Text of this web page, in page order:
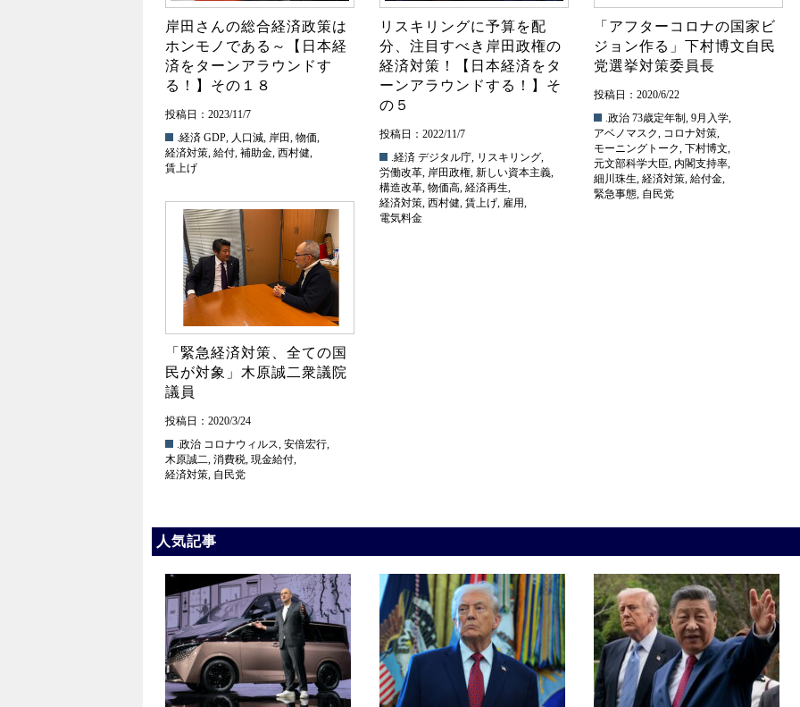
岸田さんの総合経済政策は
ホンモノである～【日本経
済をターンアラウンドす
る！】その１８
投稿日：2023/11/7
.経済 GDP, 人口減, 岸田, 物価,
経済対策, 給付, 補助金, 西村健,
賃上げ
リスキリングに予算を配
分、注目すべき岸田政権の
経済対策！【日本経済をタ
ーンアラウンドする！】そ
の５
投稿日：2022/11/7
.経済 デジタル庁, リスキリング,
労働改革, 岸田政権, 新しい資本主義,
構造改革, 物価高, 経済再生,
経済対策, 西村健, 賃上げ, 雇用,
電気料金
「アフターコロナの国家ビ
ジョン作る」下村博文自民
党選挙対策委員長
投稿日：2020/6/22
.政治 73歳定年制 , 9月入学,
アベノマスク, コロナ対策,
モーニングトーク, 下村博文,
元文部科学大臣, 内閣支持率,
細川珠生, 経済対策, 給付金,
緊急事態, 自民党
「緊急経済対策、全ての国
民が対象」木原誠二衆議院
議員
投稿日：2020/3/24
.政治 コロナウィルス, 安倍宏行,
木原誠二, 消費税, 現金給付,
経済対策, 自民党
人気記事